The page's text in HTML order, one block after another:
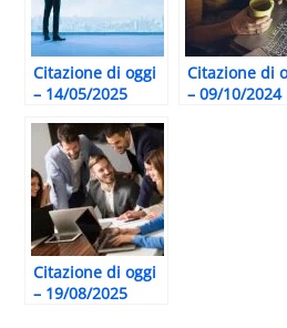
Citazione di oggi
– 14/05/2025
Citazione di
– 09/10/2024
Citazione di oggi
– 19/08/2025